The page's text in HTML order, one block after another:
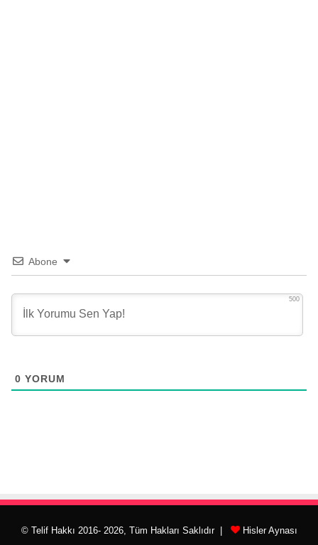
Abone
500
0 YORUM
© Telif Hakkı 2016- 2026, Tüm Hakları Saklıdır | Hisler Aynası